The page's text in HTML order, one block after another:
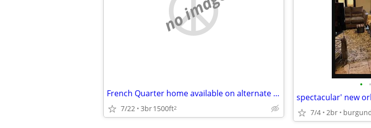
French Quarter home available on alternate weekends
7/22 3br1500ft2
• •
spectacular' new
7/4 2br